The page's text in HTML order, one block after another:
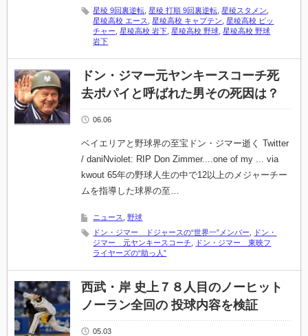
星稜 9回裏逆転 ,星稜 打順 9回裏逆転 ,星稜スタメン
星稜高校 エース
,星稜高校 キャプテン ,星稜高校 ピッ
チャー ,星稜高校 岩下 ,星稜高校 野球 ,星稜高校 野球
岩下
ドン・ジマー元ヤンキースコーチ死
去ポパイと呼ばれた男その死因は？
06.06
ベイエリアと野球界の至宝ドン・ジマー逝く Twitter
/ daniNviolet: RIP Don Zimmer....one of my ... via
kwout 65年の野球人生の中で12以上のメジャーチー
ムを指導した球界の至…
ニュース ,野球
ドン・ジマー ドジャースの“世界一”メンバー
ドン・
ジマー 元ヤンキースコーチ
ドン・ジマー 東映フ
ライヤーズの“助っ人”
西武・岸 史上７８人目のノーヒット
ノーラン全回の 投球内容を検証
05.03